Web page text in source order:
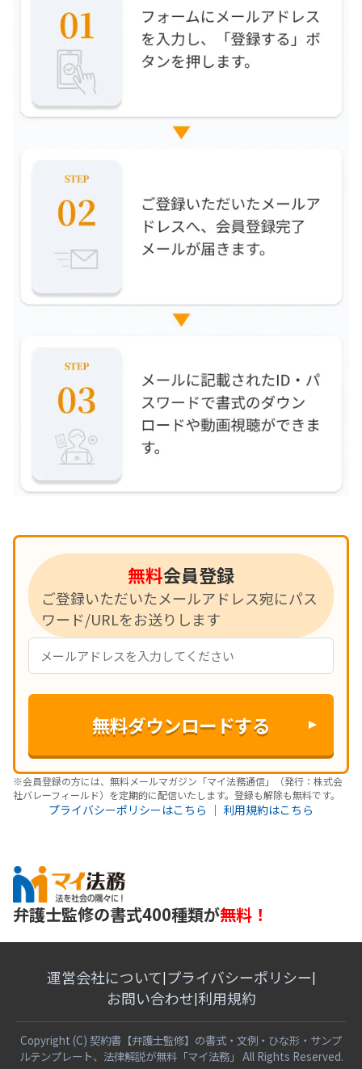
無料会員登録
ご登録いただいたメールアドレス宛にパス
ワード/URLをお送りします
※会員登録の方には、無料メールマガジン「マイ法務通信」（発行：株式会
社バレーフィールド）を定期的に配信いたします。登録も解除も無料です。
プライバシーポリシーはこちら ｜ 利用規約はこちら
弁護士監修の書式400種類が無料！
運営会社について| プライバシーポリシー|
お問い合わせ|利用規約
Copyright (C) 契約書【弁護士監修】の書式・文例・ひな形・サンプ
ルテンプレート、法律解説が無料「マイ法務」 All Rights Reserved.